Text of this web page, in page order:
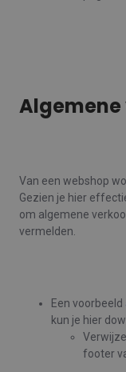
Van een webshop
Gezien je hier
om algemene
vermelden.
Een voorbeeld
kun je hier
footer